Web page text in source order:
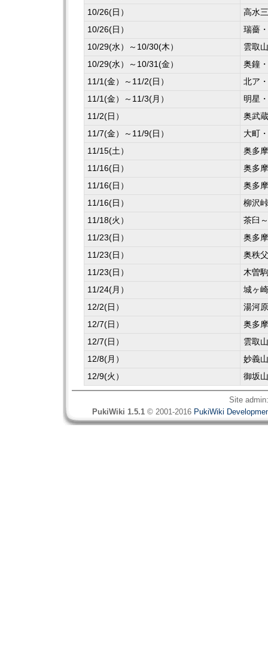
10/26(日）
高水
10/26(日）
瑞薔
10/29(水）～10/30(木）
雲取山
10/29(水）～10/31(金）
奥鐘
11/1(金）～11/2(日）
北ア
11/1(金）～11/3(月）
明星
11/2(日）
奥武
11/7(金）～11/9(日）
大町
11/15(土）
奥多
11/16(日）
奥多
11/16(日）
奥多
11/16(日）
柳沢
11/18(火）
茶臼
11/23(日）
奥多
11/23(日）
奥秩
11/23(日）
木曽
11/24(月）
城ヶ崎
12/2(日）
湯河
12/7(日）
奥多
12/7(日）
雲取
12/8(月）
妙義
12/9(火）
御坂
Site
PukiWiki 1.5.1 © 2001-2016 PukiWiki